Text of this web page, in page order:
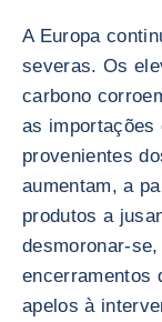
A Europa
severas. Os
carbono
as importações
provenientes
aumentam, a
produtos a
desmoronar-
encerramentos
apelos à